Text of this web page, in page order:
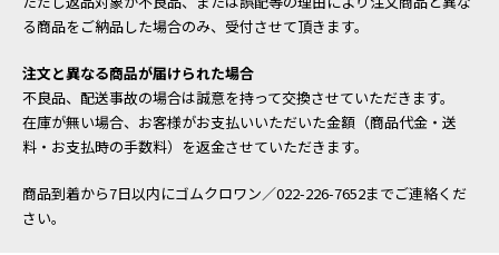
る商品をご納品した場合のみ、受付させて頂きます。
注文と異なる商品が届けられた場合
不良品、配送事故の場合は誠意を持って交換させていただきます。
在庫が無い場合、お客様がお支払いいただいた金額（商品代金・送
料・お支払時の手数料）を返金させていただきます。
商品到着から7日以内にゴムクロワン／022-226-7652までご連絡くだ
さい。